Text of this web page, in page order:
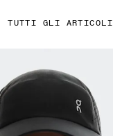
TUTTI GLI ARTICOLI